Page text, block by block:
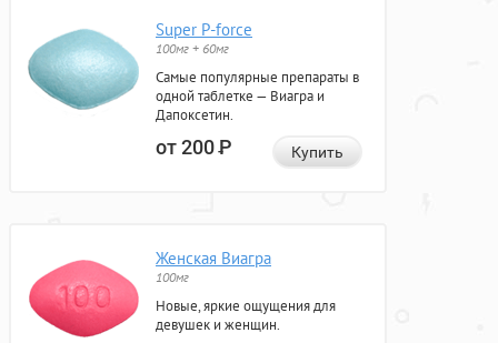
Super P-force
100мг + 60мг
Самые популярные препараты в
одной таблетке — Виагра и
Дапоксетин.
от 200Р Купить
Женская Виагра
100мг
Новые, яркие ощущения для
девушек и женщин.